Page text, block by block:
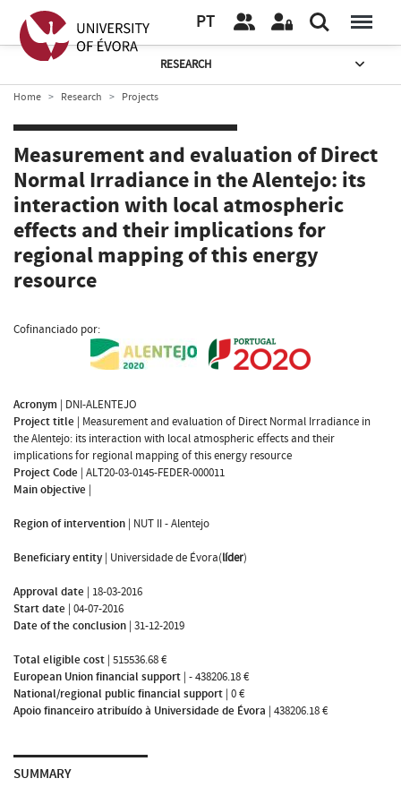
PT
RESEARCH
Home Research Projects
Measurement and evaluation of Direct
Normal Irradiance in the Alentejo: its
interaction with local atmospheric
effects and their implications for
regional mapping of this energy
resource
Cofinanciado por:
Acronym | DNI-ALENTEJO
Project title | Measurement and evaluation of Direct Normal Irradiance in
the Alentejo: its interaction with local atmospheric effects and their
implications for regional mapping of this energy resource
Project Code | ALT20-03-0145-FEDER-000011
Main objective |
Region of intervention | NUT II - Alentejo
Beneficiary entity| Universidade de Évora(líder)
Approval date | 18-03-2016
Start date | 04-07-2016
Date of the conclusion | 31-12-2019
Total eligible cost | 515536.68 €
European Union financial support | - 438206.18 €
National/regional public financial support | 0 €
Apoio financeiro atribuído à Universidade de Évora | 438206.18 €
SUMMARY